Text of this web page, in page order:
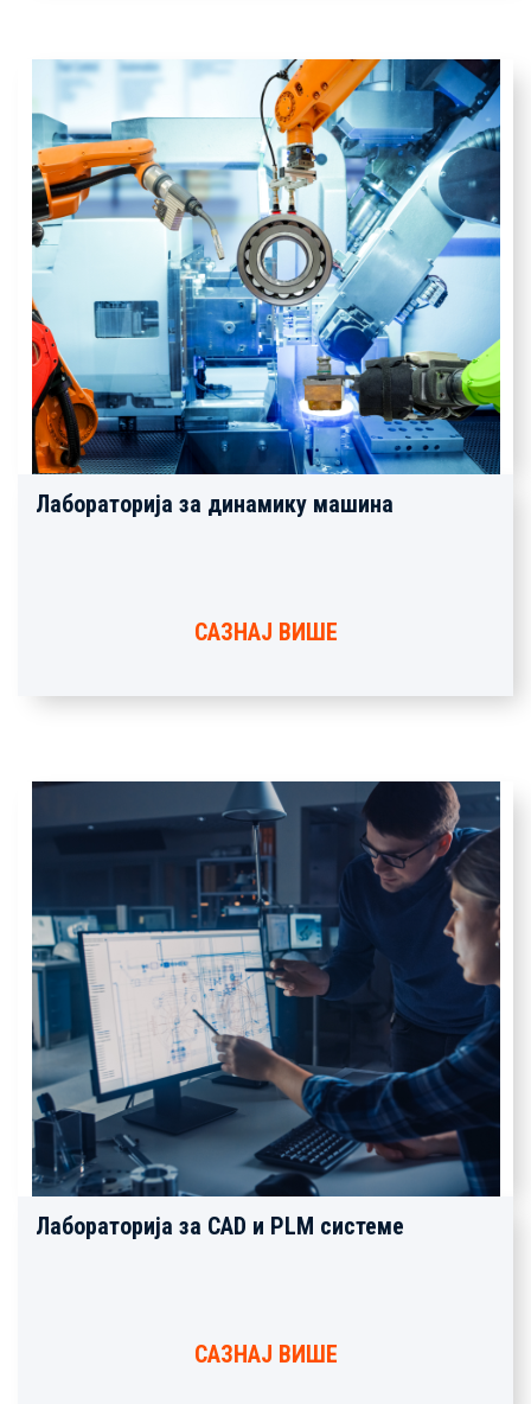
Лабораторија за динамику машина
САЗНАЈ ВИШЕ
Лабораторија за CAD и PLM системе
САЗНАЈ ВИШЕ